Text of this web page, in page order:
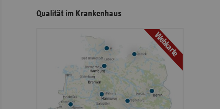
Qualität im Krankenhaus
Webkarte